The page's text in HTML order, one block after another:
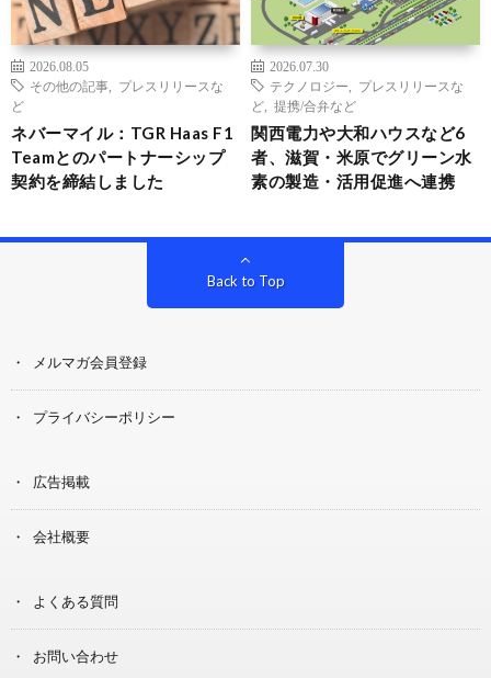
2026.08.05
その他の記事
プレスリリースな
ど
ネバーマイル：TGR Haas F1
Teamとのパートナーシップ
契約を締結しました
2026.07.30
テクノロジー
プレスリリースな
ど
提携/合弁など
関西電力や大和ハウスなど6
者、滋賀・米原でグリーン水
素の製造・活用促進へ連携
Back to Top
メルマガ会員登録
プライバシーポリシー
広告掲載
会社概要
よくある質問
お問い合わせ